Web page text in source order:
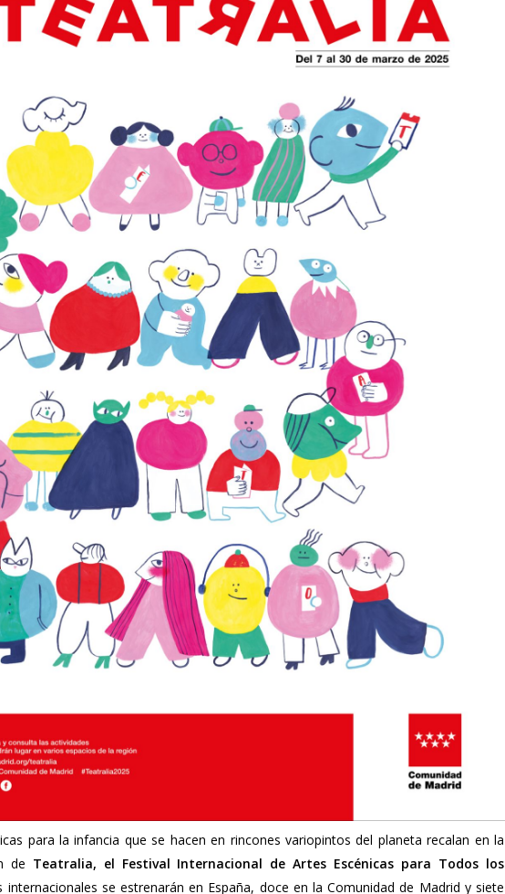
para la infancia que se hacen en rincones variopintos del planeta recalan en la
de Teatralia, el Festival Internacional de Artes Escénicas para Todos los
internacionales se estrenarán en España, doce en la Comunidad de Madrid y siete